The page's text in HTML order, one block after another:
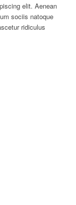
elit. Aenean
sociis natoque
ridiculus